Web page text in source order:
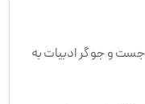
و جو گر ادبیات به